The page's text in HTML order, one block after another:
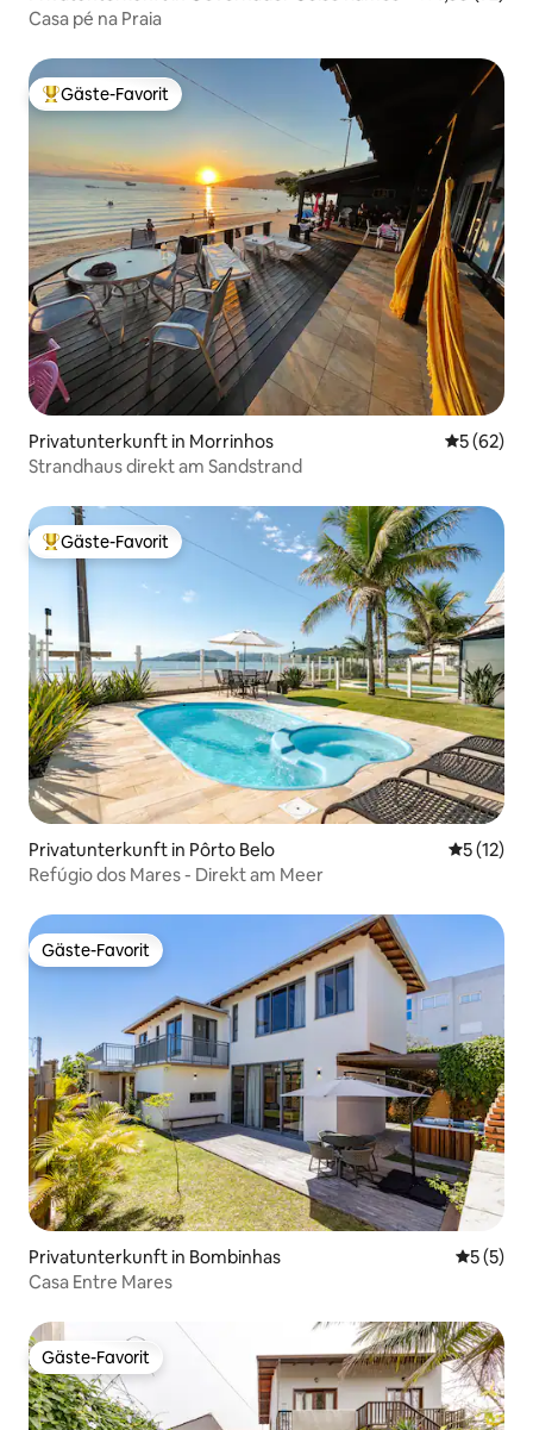
Casa pé na Praia
Beliebter Gäste-Favorit.
Gäste-Favorit
Privatunterkunft in Morrinhos
5 (62)
Strandhaus direkt am Sandstrand
Beliebter Gäste-Favorit.
Gäste-Favorit
Privatunterkunft in Pôrto Belo
5 (12)
Refúgio dos Mares - Direkt am Meer
Gäste-Favorit
Gäste-Favorit
Privatunterkunft in Bombinhas
5 (5)
Casa Entre Mares
Gäste-Favorit
Gäste-Favorit